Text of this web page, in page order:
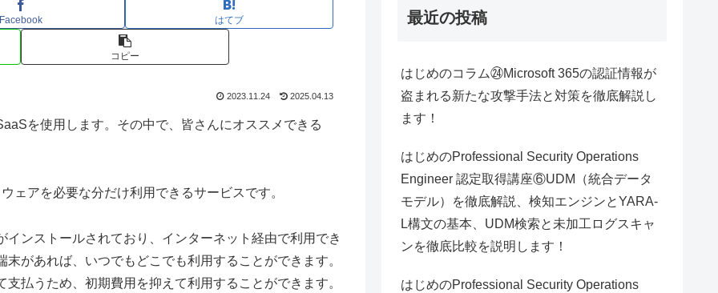
Facebook はてブ
コピー
2023.11.24 2025.04.13
を使用します。その中で、皆さんにオススメできる
ェアを必要な分だけ利用できるサービスです。
ンストールされており、インターネット経由で利用でき
があれば、いつでもどこでも利用することができます。
払うため、初期費用を抑えて利用することができます。
最近の投稿
はじめのコラム㉔Microsoft 365の認証情報が
盗まれる新たな攻撃手法と対策を徹底解説し
ます！
はじめのProfessional Security Operations
Engineer 認定取得講座⑥UDM（統合データ
モデル）を徹底解説、検知エンジンとYARA-
L構文の基本、UDM検索と未加工ログスキャ
ンを徹底比較を説明します！
はじめのProfessional Security Operations